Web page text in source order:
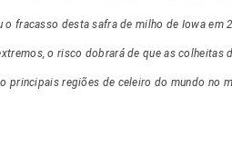
o fracasso desta safra de milho de Iowa em
o risco dobrará de que as colheitas
principais regiões de celeiro do mundo no